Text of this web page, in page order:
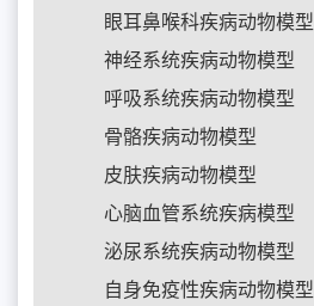
眼耳鼻喉科疾病动物模型
神经系统疾病动物模型
呼吸系统疾病动物模型
骨骼疾病动物模型
皮肤疾病动物模型
心脑血管系统疾病模型
泌尿系统疾病动物模型
自身免疫性疾病动物模型